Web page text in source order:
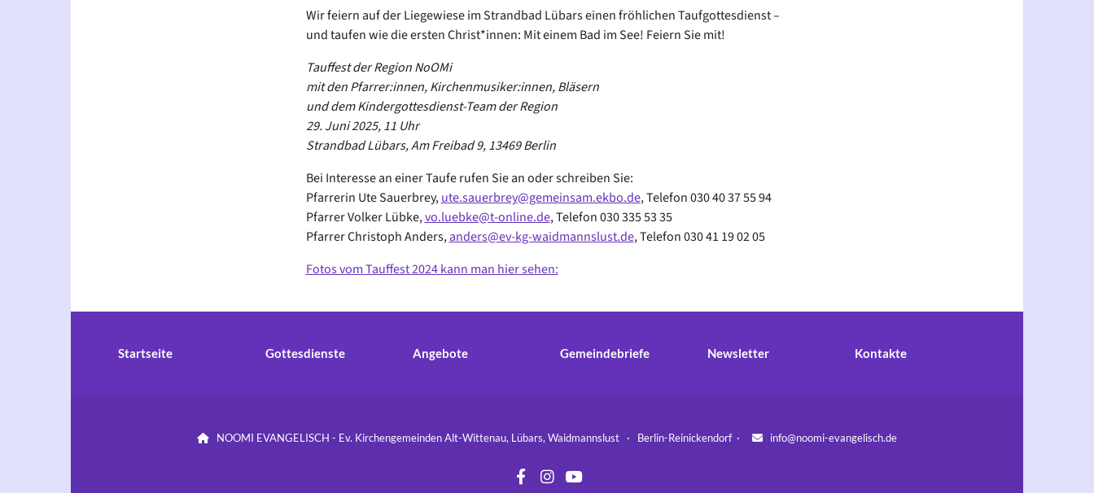
Wir feiern auf der Liegewiese im Strandbad Lübars einen fröhlichen Taufgottesdienst –
und taufen wie die ersten Christ*innen: Mit einem Bad im See! Feiern Sie mit!
Tauffest der Region NoOMi
mit den Pfarrer:innen, Kirchenmusiker:innen, Bläsern
und dem Kindergottesdienst-Team der Region
29. Juni 2025, 11 Uhr
Strandbad Lübars, Am Freibad 9, 13469 Berlin
Bei Interesse an einer Taufe rufen Sie an oder schreiben Sie:
Pfarrerin Ute Sauerbrey,ute.sauerbrey@gemeinsam.ekbo.de, Telefon 030 40 37 55 94
Pfarrer Volker Lübke,vo.luebke@t-online.de, Telefon 030 335 53 35
Pfarrer Christoph Anders,anders@ev-kg-waidmannslust.de, Telefon 030 41 19 02 05
Fotos vom Tauffest 2024 kann man hier sehen:
Startseite Gottesdienste Angebote Gemeindebriefe Newsletter Kontakte
 NOOMI EVANGELISCH - Ev. Kirchengemeinden Alt-Wittenau, Lübars, Waidmannslust · Berlin-Reinickendorf ·  info@noomi-evangelisch.de